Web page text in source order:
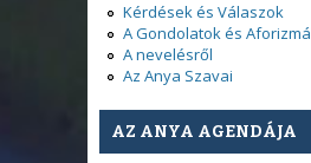
Kérdések és Válaszok
A Gondolatok és
A nevelésről
Az Anya Szavai
AZ ANYA AGENDÁJA